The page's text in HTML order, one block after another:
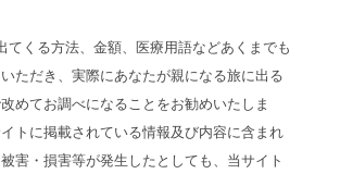
てくる方法、金額、医療用語などあくまでも
ただき、実際にあなたが親になる旅に出る
めてお調べになることをお勧めいたしま
トに掲載されている情報及び内容に含まれ
害・損害等が発生したとしても、当サイト